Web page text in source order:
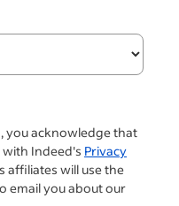
you acknowledge that
with Indeed's Privacy
affiliates will use the
email you about our